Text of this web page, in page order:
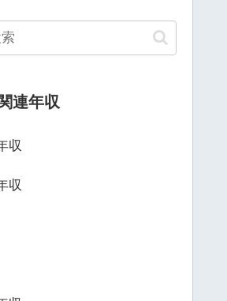
連年収
収
収